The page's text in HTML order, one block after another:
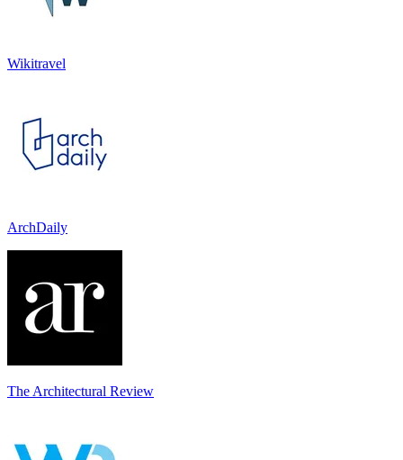
Wikitravel
ArchDaily
The Architectural Review